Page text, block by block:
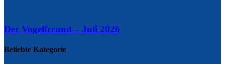
Der Vogelfreund – Juli 2026
Beliebte Kategorie